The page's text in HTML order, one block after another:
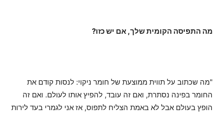
מה התפיסה הקומית שלך, אם יש כזו?
"מה שכתוב על תווית ממוצעת של חומר ניקוי: לנסות קודם את
החומר בפינה נסתרת, ואם זה עובד, להפיץ אותו לעולם. ואם זה
הופץ בעולם אבל לא באמת הצליח לתפוס, אז אני לגמרי בעד לירות